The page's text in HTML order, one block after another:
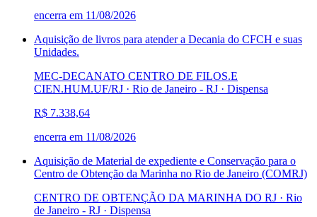
encerra em 11/08/2026
Aquisição de livros para atender a Decania do CFCH e suas
Unidades.
MEC-DECANATO CENTRO DE FILOS.E
CIEN.HUM.UF/RJ · Rio de Janeiro - RJ · Dispensa
R$ 7.338,64
encerra em 11/08/2026
Aquisição de Material de expediente e Conservação para o
Centro de Obtenção da Marinha no Rio de Janeiro (COMRJ)
CENTRO DE OBTENÇÃO DA MARINHA DO RJ · Rio
de Janeiro - RJ · Dispensa